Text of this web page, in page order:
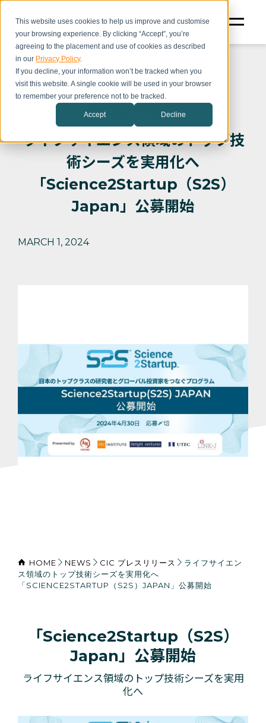
This website uses cookies to help us improve and customise
your browsing experience. By clicking “Accept”, you’re
agreeing to the placement and use of cookies as described
in our Privacy Policy.
If you decline, your information won’t be tracked when you
visit this website. A single cookie will be used in your browser
to remember your preference not to be tracked.
Accept Decline
CIC プレスリリース
ライフサイエンス領域のトップ技
術シーズを実用化へ
「Science2Startup（S2S）
Japan」公募開始
MARCH 1, 2024
HOME NEWS CIC プレスリリース
ライフサイエン
ス領域のトップ技術シーズを実用化へ
「SCIENCE2STARTUP（S2S）JAPAN」公募開始
「Science2Startup（S2S）
Japan」公募開始
ライフサイエンス領域のトップ技術シーズを実用
化へ